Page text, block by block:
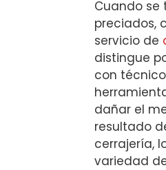
Cuando se
preciados,
servicio de
distingue
con
dañar el
resultado
cerrajería,
variedad